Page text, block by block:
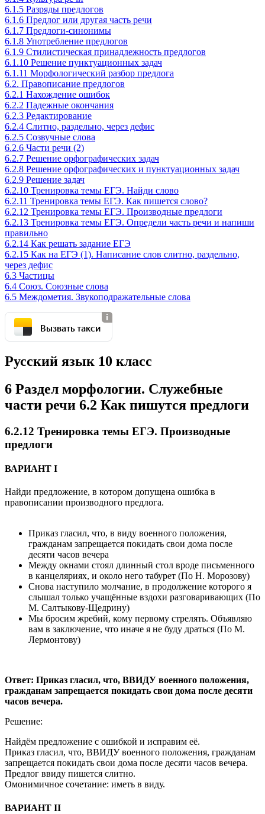
6.1.5 Разряды предлогов
6.1.6 Предлог или другая часть речи
6.1.7 Предлоги-синонимы
6.1.8 Употребление предлогов
6.1.9 Стилистическая принадлежность предлогов
6.1.10 Решение пунктуационных задач
6.1.11 Морфологический разбор предлога
6.2. Правописание предлогов
6.2.1 Нахождение ошибок
6.2.2 Падежные окончания
6.2.3 Редактирование
6.2.4 Слитно, раздельно, через дефис
6.2.5 Созвучные слова
6.2.6 Части речи (2)
6.2.7 Решение орфографических задач
6.2.8 Решение орфографических и пунктуационных задач
6.2.9 Решение задач
6.2.10 Тренировка темы ЕГЭ. Найди слово
6.2.11 Тренировка темы ЕГЭ. Как пишется слово?
6.2.12 Тренировка темы ЕГЭ. Производные предлоги
6.2.13 Тренировка темы ЕГЭ. Определи часть речи и напиши
правильно
6.2.14 Как решать задание ЕГЭ
6.2.15 Как на ЕГЭ (1). Написание слов слитно, раздельно,
через дефис
6.3 Частицы
6.4 Союз. Союзные слова
6.5 Междометия. Звукоподражательные слова
Вызвать такси
Русский язык 10 класс
6 Раздел морфологии. Служебные
части речи 6.2 Как пишутся предлоги
6.2.12 Тренировка темы ЕГЭ. Производные
предлоги
ВАРИАНТ I
Найди предложение, в котором допущена ошибка в
правописании производного предлога.
Приказ гласил, что, в виду военного положения,
гражданам запрещается покидать свои дома после
десяти часов вечера
Между окнами стоял длинный стол вроде письменного
в канцеляриях, и около него табурет (По Н. Морозову)
Снова наступило молчание, в продолжение которого я
слышал только учащённые вздохи разговаривающих (По
М. Салтыкову-Щедрину)
Мы бросим жребий, кому первому стрелять. Объявляю
вам в заключение, что иначе я не буду драться (По М.
Лермонтову)
Ответ: Приказ гласил, что, ВВИДУ военного положения,
гражданам запрещается покидать свои дома после десяти
часов вечера.
Решение:
Найдём предложение с ошибкой и исправим её.
Приказ гласил, что, ВВИДУ военного положения, гражданам
запрещается покидать свои дома после десяти часов вечера.
Предлог ввиду пишется слитно.
Омонимичное сочетание: иметь в виду.
ВАРИАНТ II